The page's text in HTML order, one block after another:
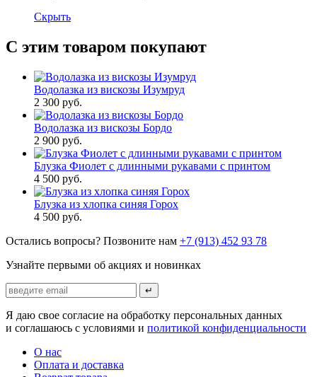
Скрыть
С этим товаром покупают
Водолазка из вискозы Изумруд
2 300 руб.
Водолазка из вискозы Бордо
2 900 руб.
Блузка Фиолет с длинными рукавами с принтом
4 500 руб.
Блузка из хлопка синяя Горох
4 500 руб.
Остались вопросы? Позвоните нам +7 (913) 452 93 78
Узнайте первыми об акциях и новинках
↵
Я даю свое согласие на обработку персональных данных
и соглашаюсь с условиями и политикой конфиденциальности
О нас
Оплата и доставка